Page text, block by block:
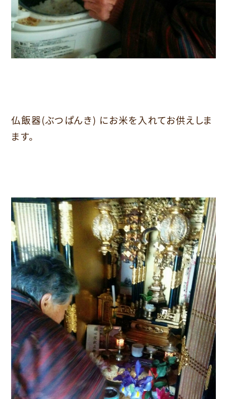
仏飯器(ぶつぱんき) にお米を入れてお供えしま
ます。